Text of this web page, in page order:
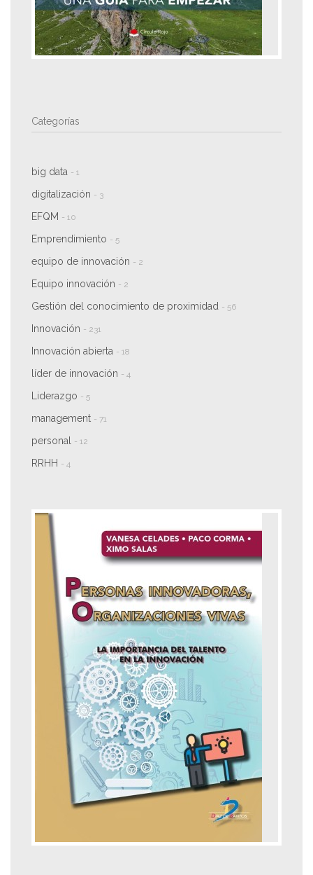
Categorías
big data - 1
digitalización - 3
EFQM - 10
Emprendimiento - 5
equipo de innovación - 2
Equipo innovación - 2
Gestión del conocimiento de proximidad - 56
Innovación - 231
Innovación abierta - 18
líder de innovación - 4
Liderazgo - 5
management - 71
personal - 12
RRHH - 4